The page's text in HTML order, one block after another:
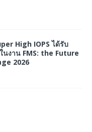
High IOPS ได้รับ
นงาน FMS: the Future
2026